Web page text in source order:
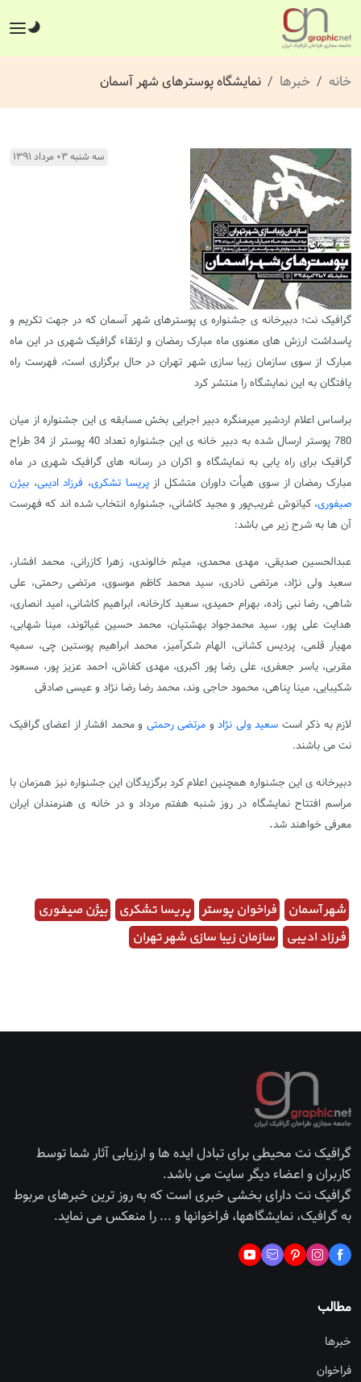
خانه خبرها نمایشگاه پوسترهای شهر آسمان
سه شنبه ۰۳ مرداد ۱۳۹۱
گرافیک نت؛ دبیرخانه ی جشنواره ی پوسترهای شهر آسمان که در جهت تکریم و
پاسداشت ارزش های معنوی ماه مبارک رمضان و ارتقاء گرافیک شهری در این ماه
مبارک از سوی سازمان زیبا سازی شهر تهران در حال برگزاری است، فهرست راه
یافتگان به این نمایشگاه را منتشر کرد
براساس اعلام اردشیر میرمنگره دبیر اجرایی بخش مسابقه ی این جشنواره از میان
780 پوستر ارسال شده به دبیر خانه ی این جشنواره تعداد 40 پوستر از 34 طراح
گرافیک برای راه یابی به نمایشگاه و اکران در رسانه های گرافیک شهری در ماه
مبارک رمضان از سوی هیأت داوران متشکل ازپریسا تشکری، فرزاد ادیبی، بیژن
صیفوری، کیانوش غریب‌پور و مجید کاشانی، جشنواره انتخاب شده اند که فهرست
آن ها به شرح زیر می باشد:
عبدالحسین صدیقی، مهدی محمدی، میثم خالوندی، زهرا کازرانی، محمد افشار،
سعید ولی نژاد، مرتضی نادری، سید محمد کاظم موسوی، مرتضی رحمتی، علی
شاهی، رضا نبی زاده، بهرام حمیدی، سعید کارخانه، ابراهیم کاشانی، امید انصاری،
هدایت علی پور، سید محمدجواد بهشتیان، محمد حسین غیاثوند، مینا شهابی،
مهیار قلمی، پردیس کشانی، الهام شکرآمیز، محمد ابراهیم پوستین چی، سمیه
مقربی، یاسر جعفری، علی رضا پور اکبری، مهدی کفاش، احمد عزیز پور، مسعود
شکیبایی، مینا پناهی، محمود حاجی وند، محمد رضا رضا نژاد و عیسی صادقی
لازم به ذکر است سعید ولی نژادو مرتضی رحمتی و محمد افشار از اعضای گرافیک
نت می باشند.
دبیرخانه ی این جشنواره همچنین اعلام کرد برگزیدگان این جشنواره نیز همزمان با
مراسم افتتاح نمایشگاه در روز شنبه هفتم مرداد و در خانه ی هنرمندان ایران
معرفی خواهند شد.
شهر آسمان فراخوان پوستر پریسا تشکری
بیژن صیفوری
فرزاد ادیبی
سازمان زیبا سازی شهر تهران
گرافیک نت محیطی برای تبادل ایده ها و ارزیابی آثار شما توسط
کاربران و اعضاء دیگر سایت می باشد.
گرافیک نت دارای بخشی خبری است که به روز ترین خبرهای مربوط
به گرافیک، نمایشگاهها، فراخوانها و ... را منعکس می نماید.
مطالب
خبرها
فراخوان